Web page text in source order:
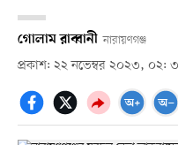
গোলাম রাব্বানী নারায়ণগঞ্জ
প্রকাশ: ২২ নভেম্বর ২০২৩, ০২: